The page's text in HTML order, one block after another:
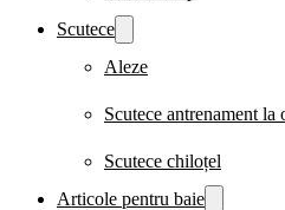
Scutece
Aleze
Scutece antrenament la
Scutece chiloțel
Articole pentru baie